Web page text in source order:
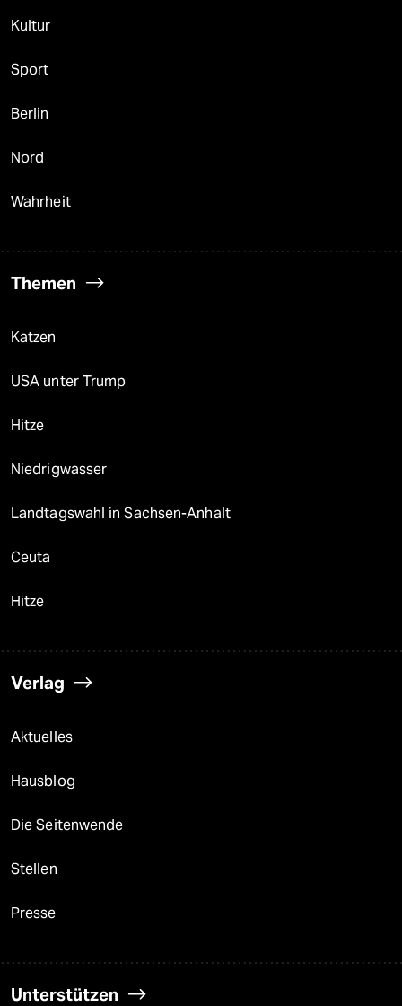
Kultur
Sport
Berlin
Nord
Wahrheit
Themen
Katzen
USA unter Trump
Hitze
Niedrigwasser
Landtagswahl in Sachsen-Anhalt
Ceuta
Hitze
Verlag
Aktuelles
Hausblog
Die Seitenwende
Stellen
Presse
Unterstützen